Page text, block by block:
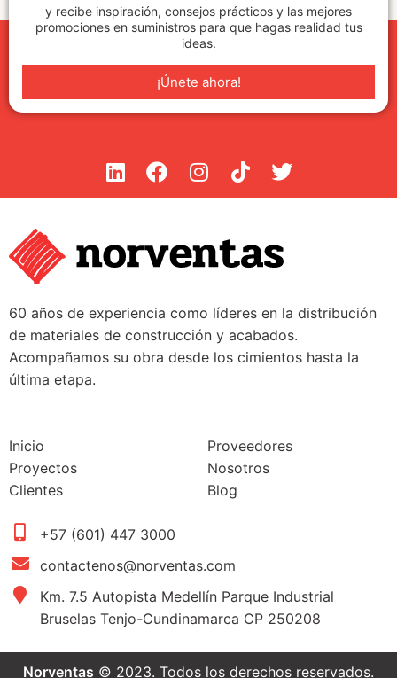
y recibe inspiración, consejos prácticos y las mejores
promociones en suministros para que hagas realidad tus
ideas.
¡Únete ahora!
60 años de experiencia como líderes en la distribución
de materiales de construcción y acabados.
Acompañamos su obra desde los cimientos hasta la
última etapa.
Inicio
Proyectos
Clientes
Proveedores
Nosotros
Blog
+57 (601) 447 3000
contactenos@norventas.com
Km. 7.5 Autopista Medellín Parque Industrial
Bruselas Tenjo-Cundinamarca CP 250208
Norventas © 2023. Todos los derechos reservados.